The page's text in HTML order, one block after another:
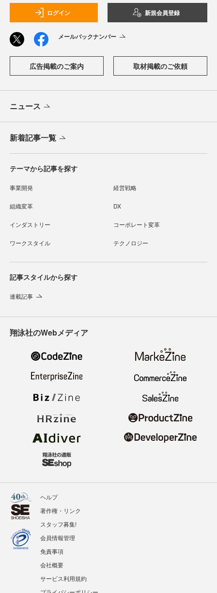
ログイン 新規会員登録
メールバックナンバー
広告掲載のご案内 取材掲載のご依頼
ニュース
新着記事一覧
テーマから記事を探す
事業開発 経営戦略
組織変革 DX
インダストリー コーポレート変革
ワークスタイル テクノロジー
記事スタイルから探す
連載記事
翔泳社のWebメディア
ヘルプ
著作権・リンク
スタッフ募集!
会員情報管理
免責事項
会社概要
サービス利用規約